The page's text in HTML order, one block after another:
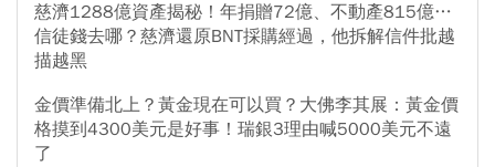
慈濟1288億資產揭秘！年捐贈72億、不動產815億…
信徒錢去哪？慈濟還原BNT採購經過，他拆解信件批越
描越黑
金價準備北上？黃金現在可以買？大佛李其展：黃金價
格摸到4300美元是好事！瑞銀3理由喊5000美元不遠
了